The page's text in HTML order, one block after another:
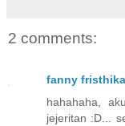
2 comments:
fanny
hahahaha,
jejeritan :D...